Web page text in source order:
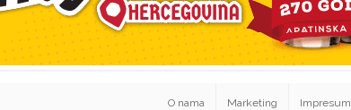
O nama Marketing Impresum